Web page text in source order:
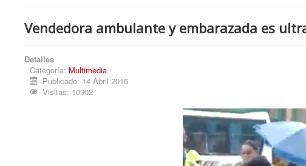
Vendedora ambulante y embarazada es
Detalles
Categoría: Multimedia
Publicado: 14 Abril 2016
Visitas: 10902